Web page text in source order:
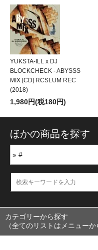
YUKSTA-ILL x DJ
BLOCKCHECK - ABYSSS
MIX [CD] RCSLUM REC
(2018)
1,980円(税180円)
ほかの商品を探す
カテゴリーから探す
（全てのリストはメニューか